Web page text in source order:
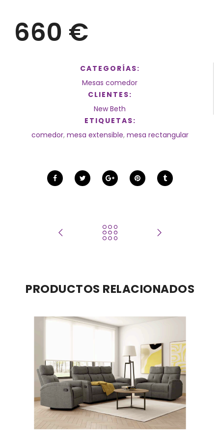
660 €
CATEGORÍAS:
Mesas comedor
CLIENTES:
New Beth
ETIQUETAS:
comedor, mesa extensible, mesa rectangular
PRODUCTOS RELACIONADOS